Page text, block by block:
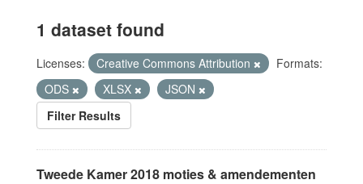
1 dataset found
Licenses: Creative Commons Attribution
Formats:
ODS
XLSX
JSON
Filter Results
Tweede Kamer 2018 moties & amendementen